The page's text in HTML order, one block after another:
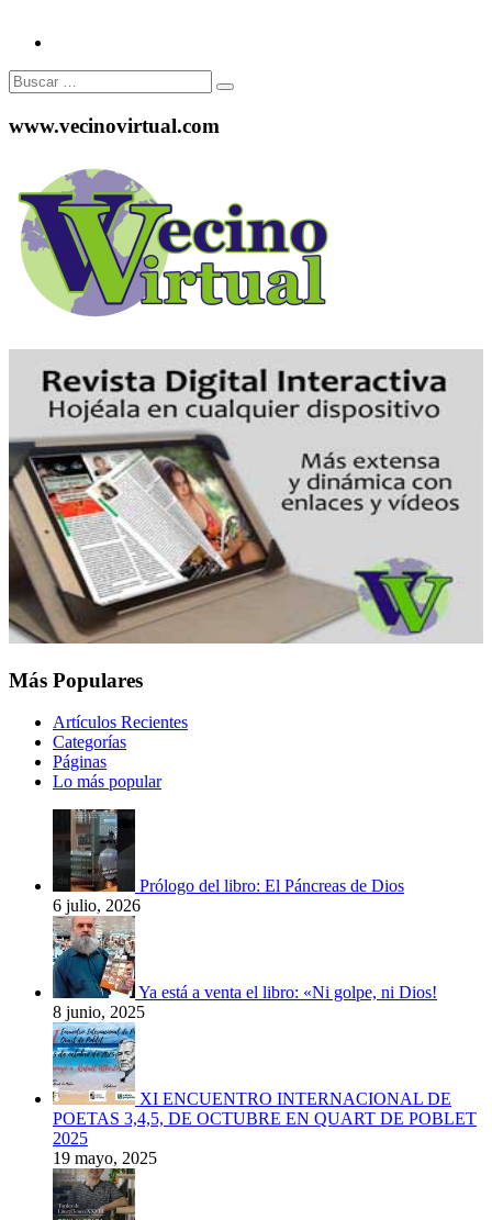
Buscar:
www.vecinovirtual.com
Más Populares
Artículos Recientes
Categorías
Páginas
Lo más popular
Prólogo del libro: El Páncreas de Dios
6 julio, 2026
Ya está a venta el libro: «Ni golpe, ni Dios!
8 junio, 2025
XI ENCUENTRO INTERNACIONAL DE
POETAS 3,4,5, DE OCTUBRE EN QUART DE POBLET
2025
19 mayo, 2025